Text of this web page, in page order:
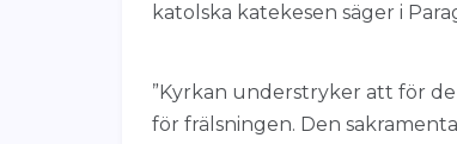
katolska katekesen säger i
”Kyrkan understryker att för
för frälsningen. Den